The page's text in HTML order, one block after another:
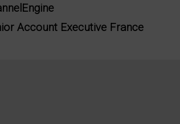
Account Executive France